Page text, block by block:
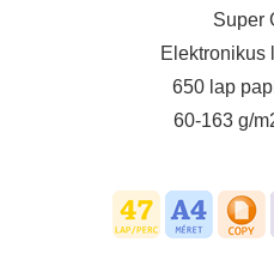
Super
Elektronikus
650 lap
60-163 g/